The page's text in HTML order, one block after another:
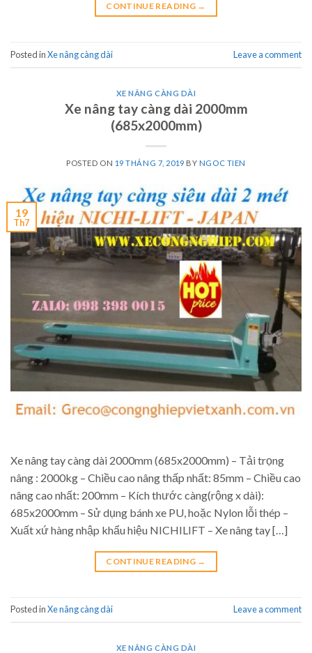
CONTINUE READING →
Posted inXe nâng càng dài Leave a comment
XE NÂNG CÀNG DÀI
Xe nâng tay càng dài 2000mm
(685x2000mm)
POSTED ON 19 THÁNG 7, 2019 BY NGOC TIEN
19
Th7
Xe nâng tay càng dài 2000mm (685x2000mm) – Tải trọng
nâng : 2000kg – Chiều cao nâng thấp nhất: 85mm – Chiều cao
nâng cao nhất: 200mm – Kích thước càng(rộng x dài):
685x2000mm – Sử dụng bánh xe PU, hoặc Nylon lỗi thép –
Xuất xứ hàng nhập khẩu hiệu NICHILIFT – Xe nâng tay […]
CONTINUE READING →
Posted inXe nâng càng dài Leave a comment
XE NÂNG CÀNG DÀI